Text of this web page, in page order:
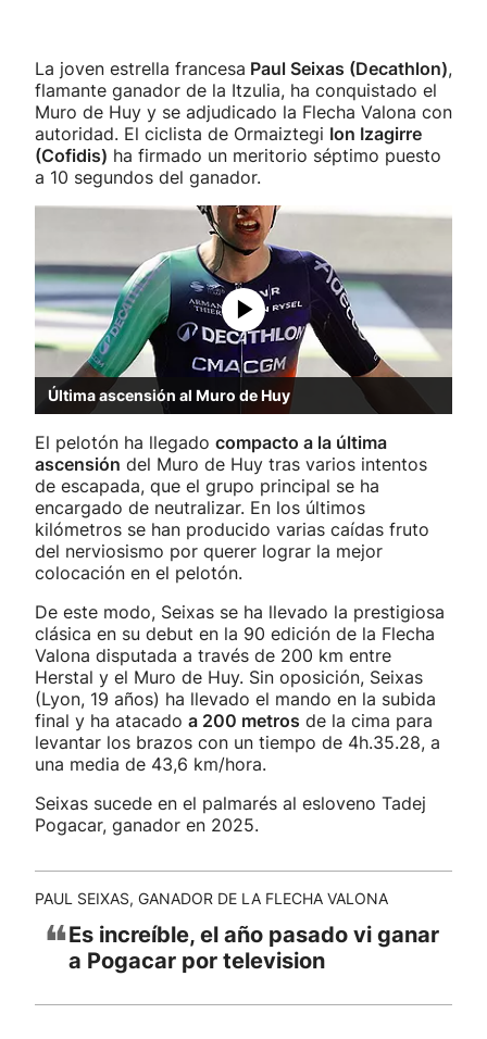
La joven estrella francesa Paul Seixas (Decathlon),
flamante ganador de la Itzulia, ha conquistado el
Muro de Huy y se adjudicado la Flecha Valona con
autoridad. El ciclista de Ormaiztegi Ion Izagirre
(Cofidis) ha firmado un meritorio séptimo puesto
a 10 segundos del ganador.
Última ascensión al Muro de Huy
El pelotón ha llegado compacto a la última
ascensión del Muro de Huy tras varios intentos
de escapada, que el grupo principal se ha
encargado de neutralizar. En los últimos
kilómetros se han producido varias caídas fruto
del nerviosismo por querer lograr la mejor
colocación en el pelotón.
De este modo, Seixas se ha llevado la prestigiosa
clásica en su debut en la 90 edición de la Flecha
Valona disputada a través de 200 km entre
Herstal y el Muro de Huy. Sin oposición, Seixas
(Lyon, 19 años) ha llevado el mando en la subida
final y ha atacado a 200 metros de la cima para
levantar los brazos con un tiempo de 4h.35.28, a
una media de 43,6 km/hora.
Seixas sucede en el palmarés al esloveno Tadej
Pogacar, ganador en 2025.
PAUL SEIXAS, GANADOR DE LA FLECHA VALONA
❝Es increíble, el año pasado vi ganar
a Pogacar por television